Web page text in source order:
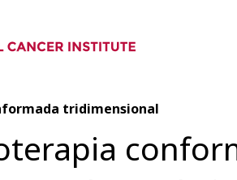
tridimensional